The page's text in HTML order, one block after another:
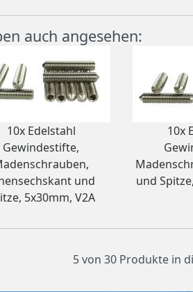
auch angesehen:
10x Edelstahl
Gewindestifte,
und
5x30mm, V2A
10x
und
5 von 30 Produkte in